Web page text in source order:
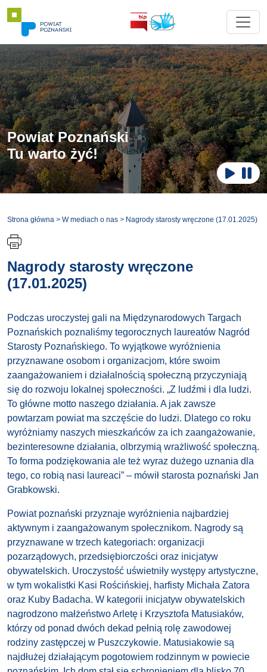
Powiat Poznański
Tu warto żyć!
Strona główna > W mediach o nas > Nagrody starosty wręczone (17.01.2025)
Nagrody starosty wręczone
(17.01.2025)
Podczas uroczystej gali na Międzynarodowych Targach
Poznańskich poznaliśmy tegorocznych laureatów Nagród
Starosty Poznańskiego. To wyjątkowe wyróżnienia
przyznawane osobom i organizacjom, które swoim
zaangażowaniem i działalnością społeczną przyczyniają
się do rozwoju lokalnej społeczności. „Z ludźmi i dla ludzi.
To główne motto naszego działania. A jak zawsze
powtarzam powiat ma szczęście do ludzi. Dlatego co roku
wyróżniamy naszych mieszkańców za ich zaangażowanie,
bezinteresowne działania, olbrzymią wrażliwość społeczną.
To forma podziękowania ale też wyraz dużego uznania dla
tego, co robią nasi laureaci” – mówił starosta poznański Jan
Grabkowski.
Powiat poznański przyznaje wyróżnienia najbardziej
aktywnym i zaangażowanym społecznikom. Nagrody są
przyznawane w trzech kategoriach: organizacji
pozarządowych, przedsiębiorczości oraz inicjatyw
obywatelskich. Uroczystość uświetniły występy artystyczne,
w tym wokalistki Kasi Rościńskiej, harfisty Michała Zatora
oraz Kuby Badacha. W kategorii inicjatyw obywatelskich
nagrodzono małżeństwo Arletę i Krzysztofa Matusiaków,
którzy od ponad dwóch dekad pełnią rolę zawodowej
rodziny zastępczej w Puszczykowie. Matusiakowie są
najdłużej działającym pogotowiem rodzinnym w powiecie